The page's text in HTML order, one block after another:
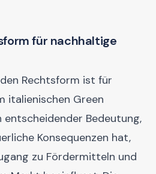
für nachhaltige
Rechtsform ist für
italienischen Green
entscheidender Bedeutung,
Konsequenzen hat,
zu Fördermitteln und